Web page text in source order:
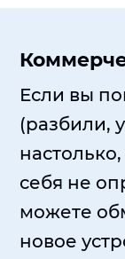
Если вы
(разбили,
себя не
можете
новое